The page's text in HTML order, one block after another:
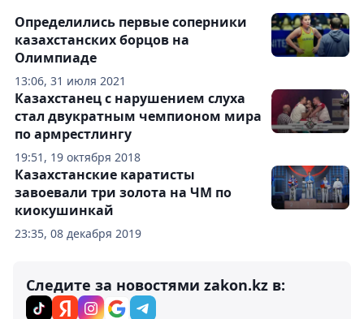
13:06, 31 июля 2021
Определились первые соперники
казахстанских борцов на
Олимпиаде
19:51, 19 октября 2018
Казахстанец с нарушением слуха
стал двукратным чемпионом мира
по армрестлингу
23:35, 08 декабря 2019
Казахстанские каратисты
завоевали три золота на ЧМ по
киокушинкай
Следите за новостями zakon.kz в: